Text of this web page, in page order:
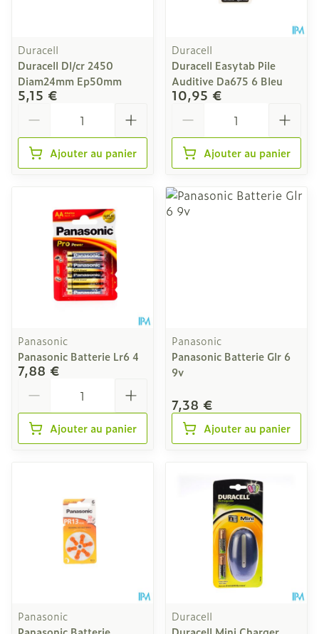
Duracell
Duracell Dl/cr 2450
Diam24mm Ep50mm
5,15 €
Ajouter au panier
Duracell
Duracell Easytab Pile
Auditive Da675 6 Bleu
10,95 €
Ajouter au panier
Panasonic
Panasonic Batterie Lr6 4
7,88 €
Ajouter au panier
Panasonic
Panasonic Batterie Glr 6
9v
7,38 €
Ajouter au panier
Panasonic
Duracell